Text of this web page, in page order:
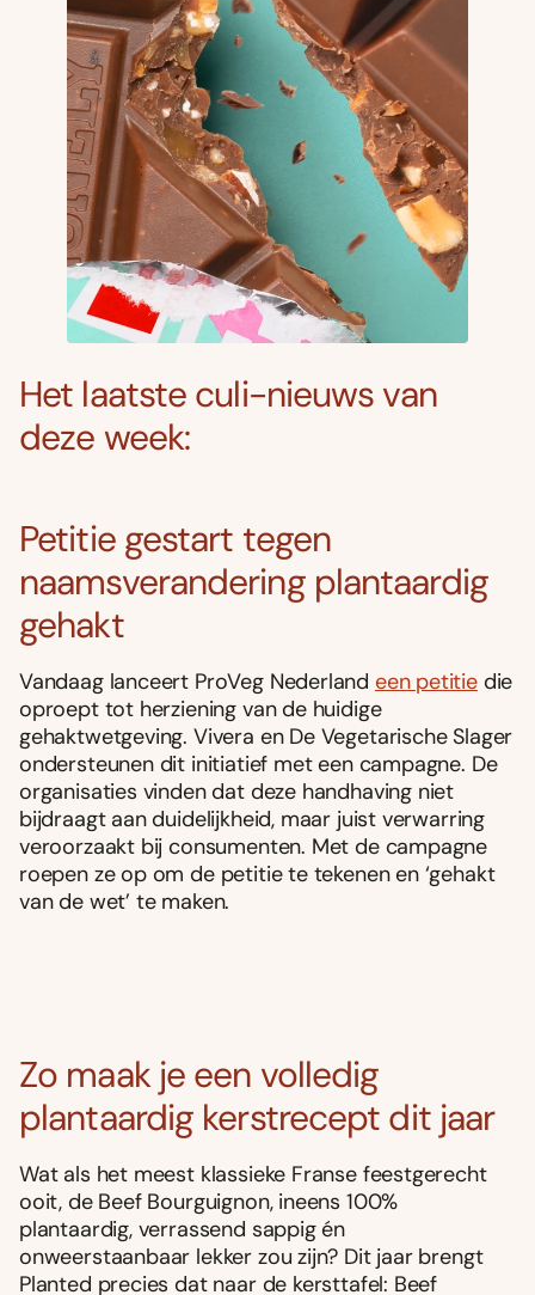
Het laatste culi-nieuws van
deze week:
Petitie gestart tegen
naamsverandering plantaardig
gehakt
Vandaag lanceert ProVeg Nederland een petitiedie
oproept tot herziening van de huidige
gehaktwetgeving. Vivera en De Vegetarische Slager
ondersteunen dit initiatief met een campagne. De
organisaties vinden dat deze handhaving niet
bijdraagt aan duidelijkheid, maar juist verwarring
veroorzaakt bij consumenten. Met de campagne
roepen ze op om de petitie te tekenen en ‘gehakt
van de wet’ te maken.
Zo maak je een volledig
plantaardig kerstrecept dit jaar
Wat als het meest klassieke Franse feestgerecht
ooit, de Beef Bourguignon, ineens 100%
plantaardig, verrassend sappig én
onweerstaanbaar lekker zou zijn? Dit jaar brengt
Planted precies dat naar de kersttafel: Beef